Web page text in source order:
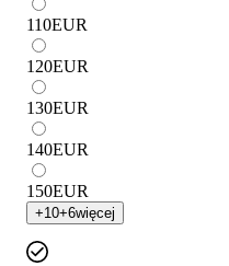
110EUR
120EUR
130EUR
140EUR
150EUR
+10+6więcej